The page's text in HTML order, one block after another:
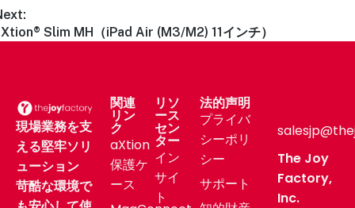
Slim MH（iPad Air (M3/M2) 11インチ）
現場業務を支
える堅牢ソリ
ューション
苛酷な環境で
関連
リン
ク
aXtion
保護ケ
ース
リソ
ース
セン
ター
イン
サイ
ト
法的声明
プライバ
シーポリ
シー
サポート
The Joy
Factory,
Inc.